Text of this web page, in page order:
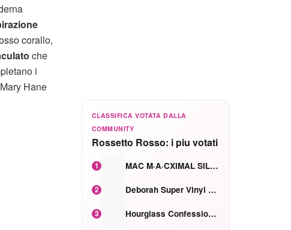
corallo,
che
i
Hane
CLASSIFICA VOTATA DALLA
COMMUNITY
Rossetto Rosso: i piu votati
1 MAC M·A·CXIMAL SILKY MATTE Red Rock mat
2 Deborah Super Vinyl Shake Rosa Ciliegia
3 Hourglass Confession Ricaricabile Ultra Preciso Ad Alta Intensità Secretly Classic Red